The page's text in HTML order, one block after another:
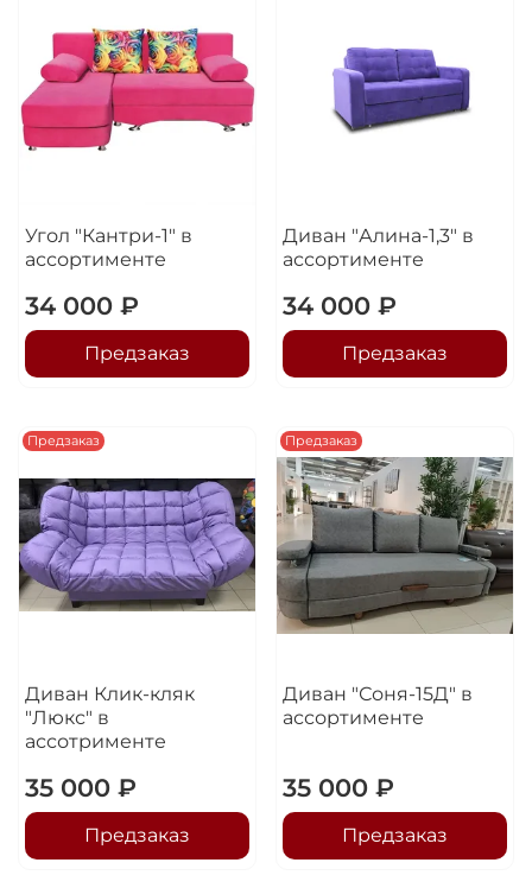
Угол "Кантри-1" в
ассортименте
34 000 ₽
Предзаказ
Диван "Алина-1,3" в
ассортименте
34 000 ₽
Предзаказ
Предзаказ
Диван Клик-кляк
"Люкс" в
ассотрименте
35 000 ₽
Предзаказ
Предзаказ
Диван "Соня-15Д" в
ассортименте
35 000 ₽
Предзаказ